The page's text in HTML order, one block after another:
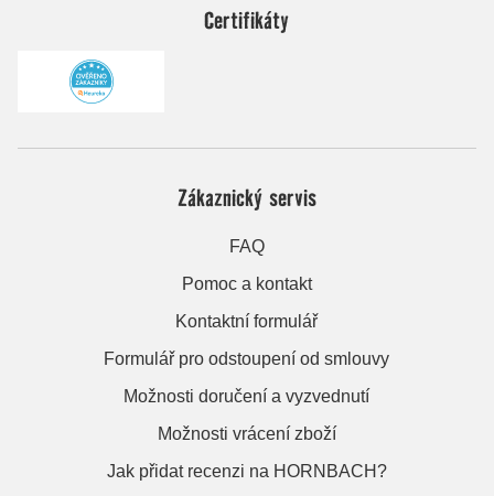
Certifikáty
Zákaznický servis
FAQ
Pomoc a kontakt
Kontaktní formulář
Formulář pro odstoupení od smlouvy
Možnosti doručení a vyzvednutí
Možnosti vrácení zboží
Jak přidat recenzi na HORNBACH?